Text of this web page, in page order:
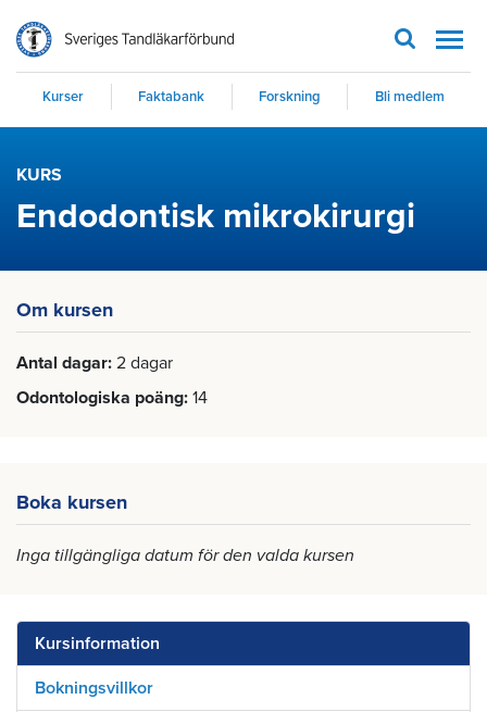
Kurser Faktabank Forskning Bli medlem
KURS
Endodontisk mikrokirurgi
Om kursen
Antal dagar 2 dagar
Odontologiska poäng 14
Boka kursen
Inga tillgängliga datum för den valda kursen
Kursinformation
Bokningsvillkor